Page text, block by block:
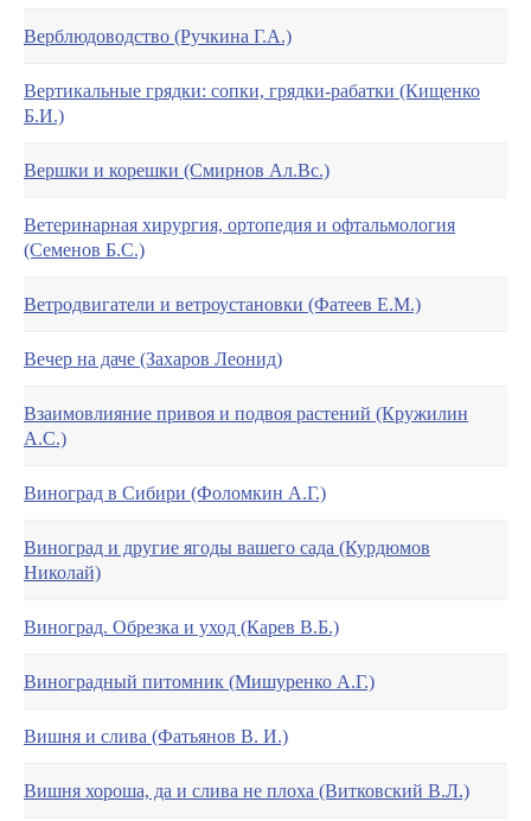
Верблюдоводство (Ручкина Г.А.)
Вертикальные грядки: сопки, грядки-рабатки (Кищенко
Б.И.)
Вершки и корешки (Смирнов Ал.Вс.)
Ветеринарная хирургия, ортопедия и офтальмология
(Семенов Б.С.)
Ветродвигатели и ветроустановки (Фатеев Е.М.)
Вечер на даче (Захаров Леонид)
Взаимовлияние привоя и подвоя растений (Кружилин
А.С.)
Виноград в Сибири (Фоломкин А.Г.)
Виноград и другие ягоды вашего сада (Курдюмов
Николай)
Виноград. Обрезка и уход (Карев В.Б.)
Виноградный питомник (Мишуренко А.Г.)
Вишня и слива (Фатьянов В. И.)
Вишня хороша, да и слива не плоха (Витковский В.Л.)